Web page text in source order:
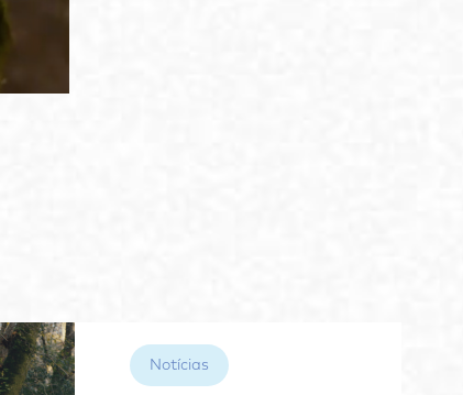
Notícias